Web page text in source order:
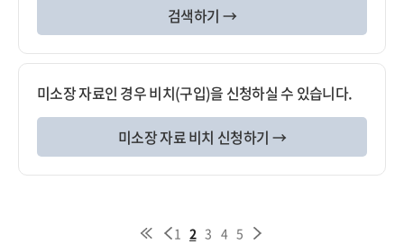
검색하기 →
미소장 자료인 경우 비치(구입)을 신청하실 수 있습니다.
미소장 자료 비치 신청하기 →
1 2 3 4 5